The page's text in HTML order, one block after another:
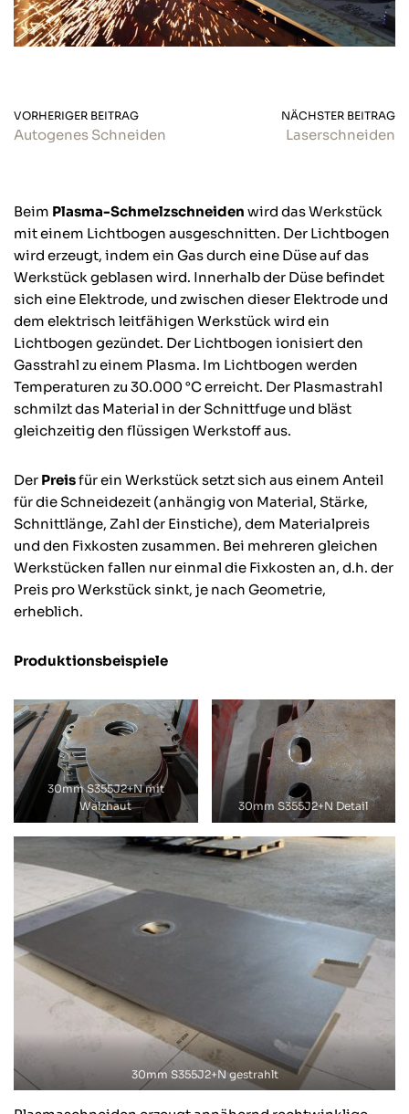
VORHERIGER BEITRAG
Autogenes Schneiden
NÄCHSTER BEITRAG
Laserschneiden
Beim Plasma-Schmelzschneiden wird das Werkstück
mit einem Lichtbogen ausgeschnitten. Der Lichtbogen
wird erzeugt, indem ein Gas durch eine Düse auf das
Werkstück geblasen wird. Innerhalb der Düse befindet
sich eine Elektrode, und zwischen dieser Elektrode und
dem elektrisch leitfähigen Werkstück wird ein
Lichtbogen gezündet. Der Lichtbogen ionisiert den
Gasstrahl zu einem Plasma. Im Lichtbogen werden
Temperaturen zu 30.000 °C erreicht. Der Plasmastrahl
schmilzt das Material in der Schnittfuge und bläst
gleichzeitig den flüssigen Werkstoff aus.
Der Preisfür ein Werkstück setzt sich aus einem Anteil
für die Schneidezeit (anhängig von Material, Stärke,
Schnittlänge, Zahl der Einstiche), dem Materialpreis
und den Fixkosten zusammen. Bei mehreren gleichen
Werkstücken fallen nur einmal die Fixkosten an, d.h. der
Preis pro Werkstück sinkt, je nach Geometrie,
erheblich.
Produktionsbeispiele
30mm S355J2+N mit
Walzhaut
30mm S355J2+N Detail
30mm S355J2+N gestrahlt